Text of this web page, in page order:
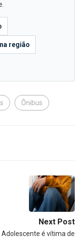
região
Ônibus
Next Post
Adolescente é vítima de